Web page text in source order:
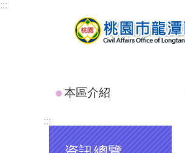
跳到主要內容區塊
:::
本區介紹
:::